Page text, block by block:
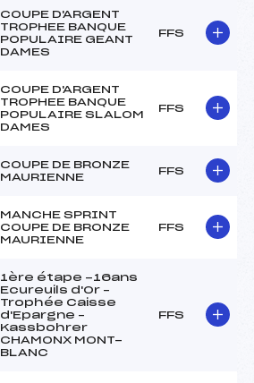
COUPE D'ARGENT
TROPHEE BANQUE
POPULAIRE GEANT
DAMES
FFS
COUPE D'ARGENT
TROPHEE BANQUE
POPULAIRE SLALOM
DAMES
FFS
COUPE DE BRONZE
MAURIENNE
FFS
MANCHE SPRINT
COUPE DE BRONZE
MAURIENNE
FFS
1ère étape -16ans
Ecureuils d'Or –
Trophée Caisse
d'Epargne –
Kassbohrer
CHAMONX MONT-
BLANC
FFS